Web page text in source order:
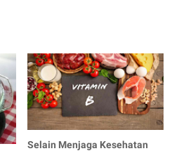
Selain Menjaga Kesehatan